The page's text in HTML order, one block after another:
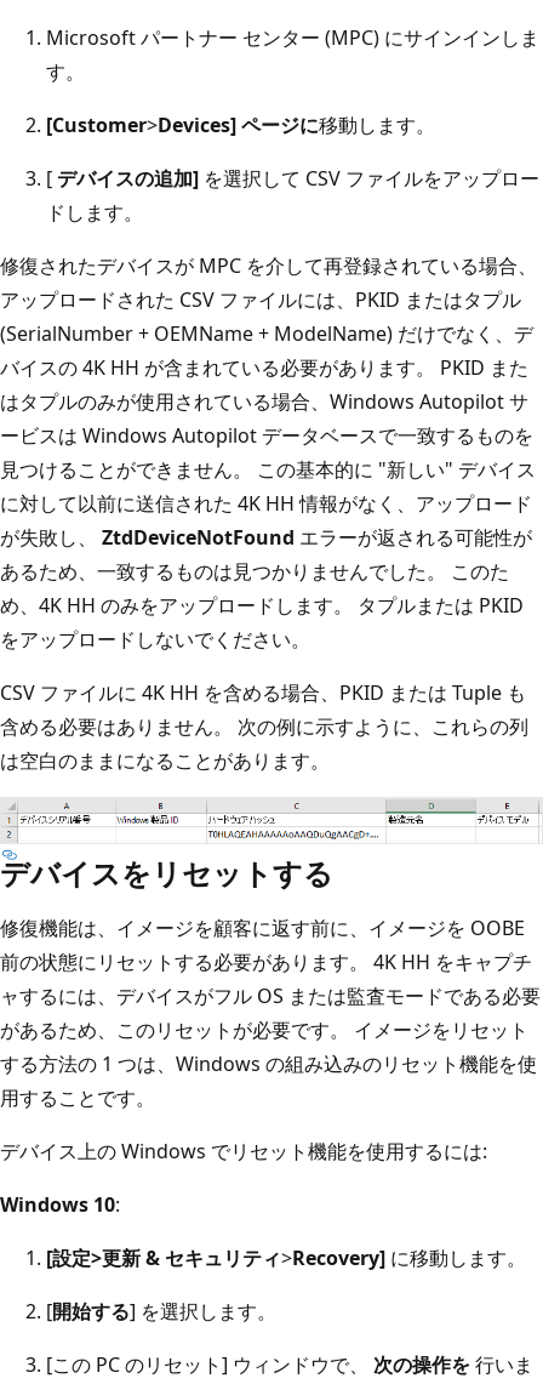
Microsoft パートナー センター (MPC) にサインインしま
す。
[Customer>Devices] ページに移動します。
[ デバイスの追加] を選択して CSV ファイルをアップロー
ドします。
修復されたデバイスが MPC を介して再登録されている場合、
アップロードされた CSV ファイルには、PKID またはタプル
(SerialNumber + OEMName + ModelName) だけでなく、デ
バイスの 4K HH が含まれている必要があります。 PKID また
はタプルのみが使用されている場合、Windows Autopilot サ
ービスは Windows Autopilot データベースで一致するものを
見つけることができません。 この基本的に "新しい" デバイス
に対して以前に送信された 4K HH 情報がなく、アップロード
が失敗し、 ZtdDeviceNotFound エラーが返される可能性が
あるため、一致するものは見つかりませんでした。 このた
め、4K HH のみをアップロードします。 タプルまたは PKID
をアップロードしないでください。
CSV ファイルに 4K HH を含める場合、PKID または Tuple も
含める必要はありません。 次の例に示すように、これらの列
は空白のままになることがあります。
デバイスをリセットする
修復機能は、イメージを顧客に返す前に、イメージを OOBE
前の状態にリセットする必要があります。 4K HH をキャプチ
ャするには、デバイスがフル OS または監査モードである必要
があるため、このリセットが必要です。 イメージをリセット
する方法の 1 つは、Windows の組み込みのリセット機能を使
用することです。
デバイス上の Windows でリセット機能を使用するには:
Windows 10:
[設定>更新 & セキュリティ>Recovery] に移動します。
[開始する] を選択します。
[この PC のリセット] ウィンドウで、 次の操作を行いま